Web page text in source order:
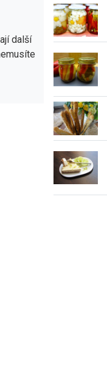
další